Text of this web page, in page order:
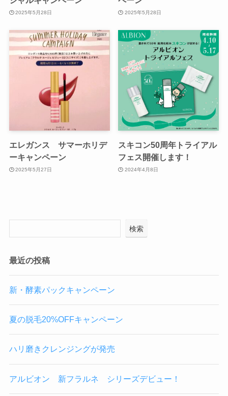
2025年5月28日 2025年5月28日
エレガンス サマーホリデ
ーキャンペーン
2025年5月27日
スキコン50周年トライアル
フェス開催します！
2024年4月8日
検索
最近の投稿
新・酵素パックキャンペーン
夏の脱毛20%OFFキャンペーン
ハリ磨きクレンジングが発売
アルビオン 新フラルネ シリーズデビュー！